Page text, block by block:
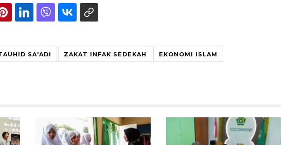
SA'ADI ZAKAT INFAK SEDEKAH EKONOMI ISLAM
Memberantas kejahatan
jalanan Jakarta
2026-08-05 18:00:00